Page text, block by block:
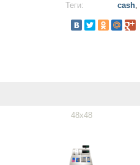
Теги: cash,
48x48